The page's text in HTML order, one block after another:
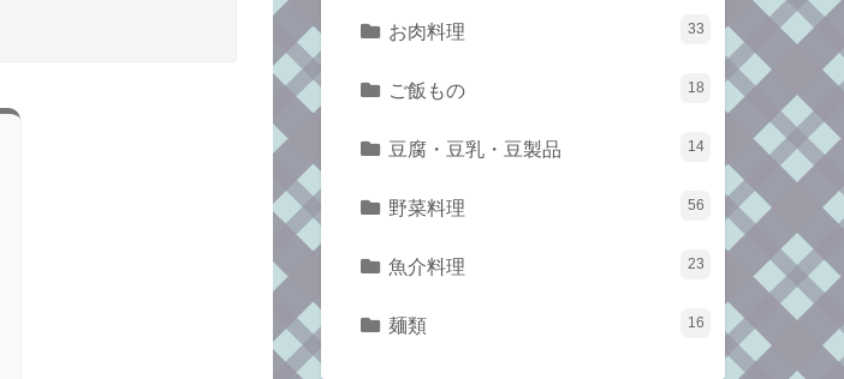
お肉料理 33
ご飯もの 18
豆腐・豆乳・豆製品 14
野菜料理 56
魚介料理 23
麺類 16